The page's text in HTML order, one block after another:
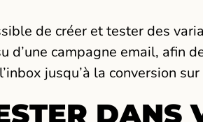
de créer et tester des
d’une campagne email, afin
jusqu’à la conversion
DANS